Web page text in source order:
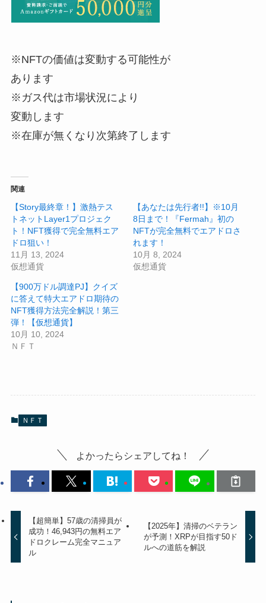
※NFTの価値は変動する可能性が
あります
※ガス代は市場状況により
変動します
※在庫が無くなり次第終了します
関連
【Story最終章！】激熱テス
トネットLayer1プロジェク
ト！NFT獲得で完全無料エア
ドロ狙い！
11月 13, 2024
仮想通貨
【あなたは先行者!!】※10月
8日まで！『Fermah』初の
NFTが完全無料でエアドロさ
れます！
10月 8, 2024
仮想通貨
【900万ドル調達PJ】クイズ
に答えて特大エアドロ期待の
NFT獲得方法完全解説！第三
弾！【仮想通貨】
10月 10, 2024
ＮＦＴ
ＮＦＴ
よかったらシェアしてね！
【超簡単】57歳の清掃員が
成功！46,943円の無料エア
ドロクレーム完全マニュア
ル
【2025年】清掃のベテラン
が予測！XRPが目指す50ド
ルへの道筋を解説